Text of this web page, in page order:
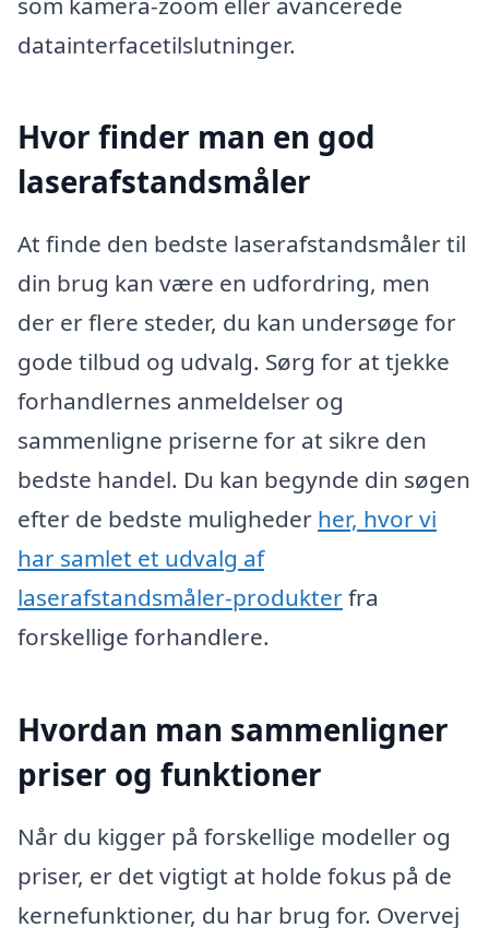
datainterfacetilslutninger.
Hvor finder man en god
laserafstandsmåler
At finde den bedste laserafstandsmåler til
din brug kan være en udfordring, men
der er flere steder, du kan undersøge for
gode tilbud og udvalg. Sørg for at tjekke
forhandlernes anmeldelser og
sammenligne priserne for at sikre den
bedste handel. Du kan begynde din søgen
efter de bedste muligheder her, hvor vi
har samlet et udvalg af
laserafstandsmåler-produkterfra
forskellige forhandlere.
Hvordan man sammenligner
priser og funktioner
Når du kigger på forskellige modeller og
priser, er det vigtigt at holde fokus på de
kernefunktioner, du har brug for. Overvej